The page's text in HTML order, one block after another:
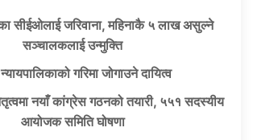
सीईओलाई जरिवाना, महिनाकै ५ लाख असुल्ने
सञ्चालकलाई उन्मुक्ति
न्यायपालिकाको गरिमा जोगाउने दायित्व
नयाँ कांग्रेस गठनको तयारी, ५५१ सदस्यीय
आयोजक समिति घोषणा